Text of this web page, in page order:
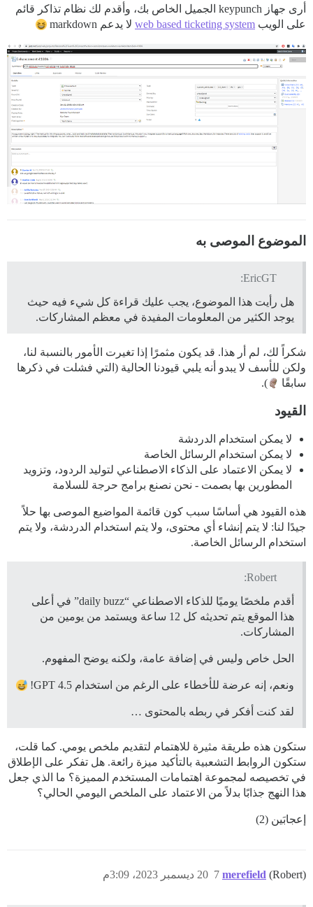
أرى جهاز keypunch الجميل الخاص بك، وأقدم لك نظام تذاكر قائم
على الويب web based ticketing system لا يدعم markdown
الموضوع الموصى به
EricGT:
هل رأيت هذا الموضوع، يجب عليك قراءة كل شيء فيه حيث
يوجد الكثير من المعلومات المفيدة في معظم المشاركات.
شكراً لك، لم أر هذا. قد يكون مثمرًا إذا تغيرت الأمور بالنسبة لنا،
ولكن للأسف لا يبدو أنه يلبي قيودنا الحالية (التي فشلت في ذكرها
سابقًا
).
القيود
لا يمكن استخدام الدردشة
لا يمكن استخدام الرسائل الخاصة
لا يمكن الاعتماد على الذكاء الاصطناعي لتوليد الردود، وتزويد
المطورين بها بصمت - نحن نصنع برامج حرجة للسلامة
هذه القيود هي أساسًا سبب كون قائمة المواضيع الموصى بها حلاً
جيدًا لنا: لا يتم إنشاء أي محتوى، ولا يتم استخدام الدردشة، ولا يتم
استخدام الرسائل الخاصة.
Robert:
أقدم ملخصًا يوميًا للذكاء الاصطناعي “daily buzz” في أعلى
هذا الموقع يتم تحديثه كل 12 ساعة ويستمد من يومين من
المشاركات.
الحل خاص وليس في إضافة عامة، ولكنه يوضح المفهوم.
ونعم، إنه عرضة للأخطاء على الرغم من استخدام GPT 4.5!
لقد كنت أفكر في ربطه بالمحتوى …
ستكون هذه طريقة مثيرة للاهتمام لتقديم ملخص يومي. كما قلت،
ستكون الروابط التشعبية بالتأكيد ميزة رائعة. هل تفكر على الإطلاق
في تخصيصه لمجموعة اهتمامات المستخدم المميزة؟ ما الذي جعل
هذا النهج جذابًا بدلاً من الاعتماد على الملخص اليومي الحالي؟
إعجابَين (2)
merefield (Robert) 20 ديسمبر 2023، 3:09م 7